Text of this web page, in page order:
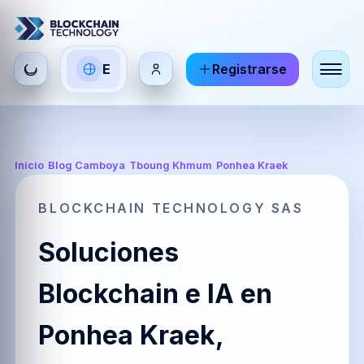
Seleccionar
idioma
E
ES
Español English
FR
Français
HI DE RU
ZH JA
Registrarse
Inicio/ Blog Camboya Tboung Khmum Ponhea Kraek
BLOCKCHAIN TECHNOLOGY SAS
Soluciones
Blockchain e IA en
Ponhea Kraek,